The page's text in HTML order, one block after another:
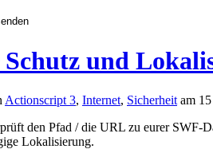
und
Actionscript 3, Internet, Sicherheit am
den Pfad / die URL zu eurer SWF-
Lokalisierung.